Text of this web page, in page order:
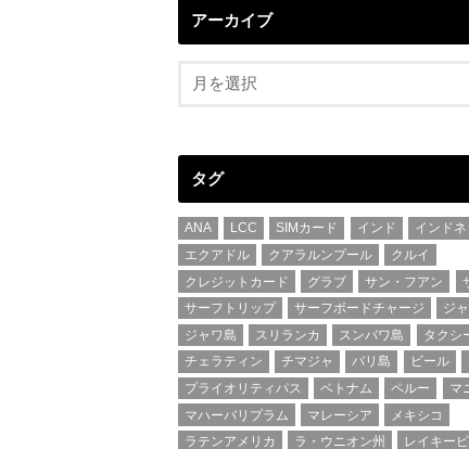
アーカイブ
タグ
ANA LCC SIMカード インド
インド
エクアドル
クアラルンプール
クルイ
クレジットカード
グラブ サン・フアン
サーフトリップ
サーフボードチャージ
ジ
ジャワ島
スリランカ スンバワ島 タクシ
チェラティン
チマジャ バリ島 ビール
プライオリティパス
ベトナム ペルー
マ
マハーバリプラム
マレーシア
メキシコ
ラテンアメリカ
ラ・ウニオン州 レイキー